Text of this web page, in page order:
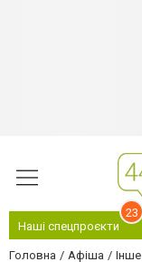
Наші спецпроєкти
23
Головна Афіша Інше